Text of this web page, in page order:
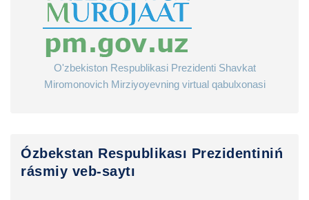
O'zbekiston Respublikasi Prezidenti Shavkat
Miromonovich Mirziyoyevning virtual qabulxonasi
Ózbekstan Respublikası Prezidentiniń
rásmiy veb-saytı